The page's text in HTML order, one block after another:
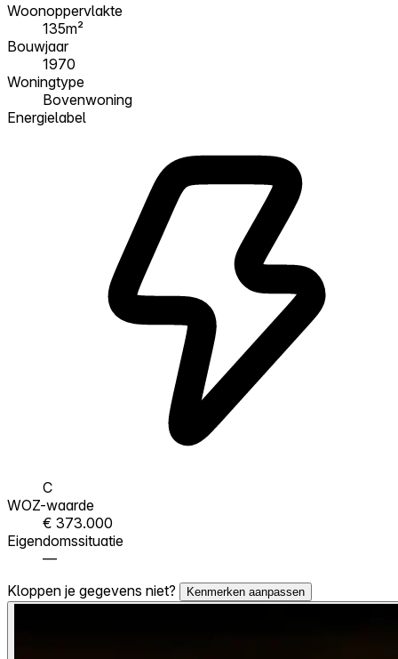
Woonoppervlakte
135m²
Bouwjaar
1970
Woningtype
Bovenwoning
Energielabel
C
WOZ-waarde
€ 373.000
Eigendomssituatie
—
Kloppen je gegevens niet?
Kenmerken aanpassen